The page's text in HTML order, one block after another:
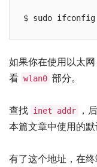
如果你在使用以太
看 wlan0 部分。
查找 inet addr
，
本篇文章中使用的默
有了这个地址，在